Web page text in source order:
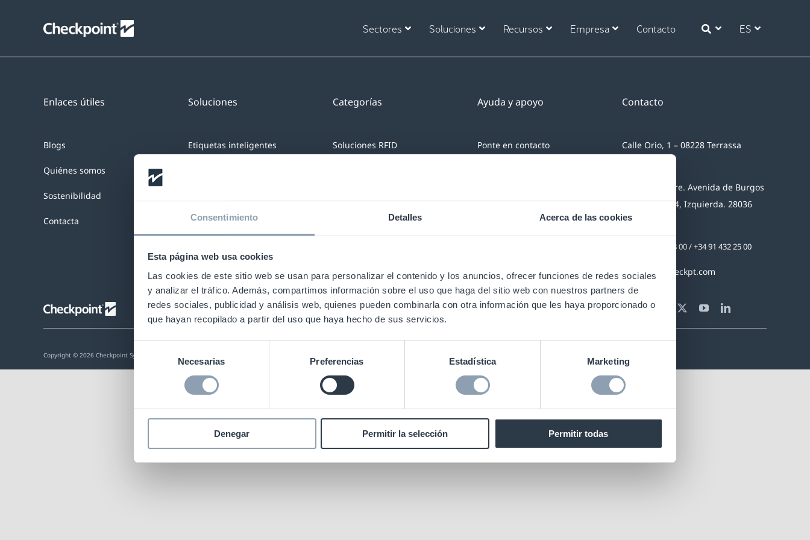
Consentimiento Detalles Acerca de las cookies
Esta página web usa cookies
Las cookies de este sitio web se usan para personalizar el contenido y los anuncios, ofrecer funciones de redes sociales
y analizar el tráfico. Además, compartimos información sobre el uso que haga del sitio web con nuestros partners de
redes sociales, publicidad y análisis web, quienes pueden combinarla con otra información que les haya proporcionado o
que hayan recopilado a partir del uso que haya hecho de sus servicios.
de
consentimiento
Necesarias Preferencias Estadística Marketing
Denegar Permitir la selección Permitir todas
Sectores Soluciones Recursos Empresa Contacto ES
Enlaces útiles
Blogs
Quiénes somos
Sostenibilidad
Contacta
Soluciones
Etiquetas inteligentes
Etiquetado en Origen
Categorías
Soluciones RFID
Alpha High Theft
Ayuda y apoyo
Ponte en contacto
Contacto
Calle Orio, 1 – 08228 Terrassa
Edificio Mapfre. Avenida de Burgos
12B, Planta 14, Izquierda. 28036
Madrid
+34 93 745 48 00/+34 91 432 25 00
info-es@checkpt.com
Copyright © 2026 Checkpoint Systems. Inc – Una división de CCL Industries inc. Todos los derechos reservados. |